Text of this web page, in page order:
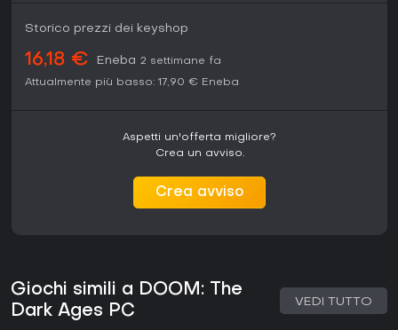
Storico prezzi dei keyshop
16,18 € Eneba 2 settimane fa
Attualmente più basso: 17,90 € Eneba
Aspetti un'offerta migliore?
Crea un avviso.
Crea avviso
Giochi simili a DOOM: The
Dark Ages PC
VEDI TUTTO